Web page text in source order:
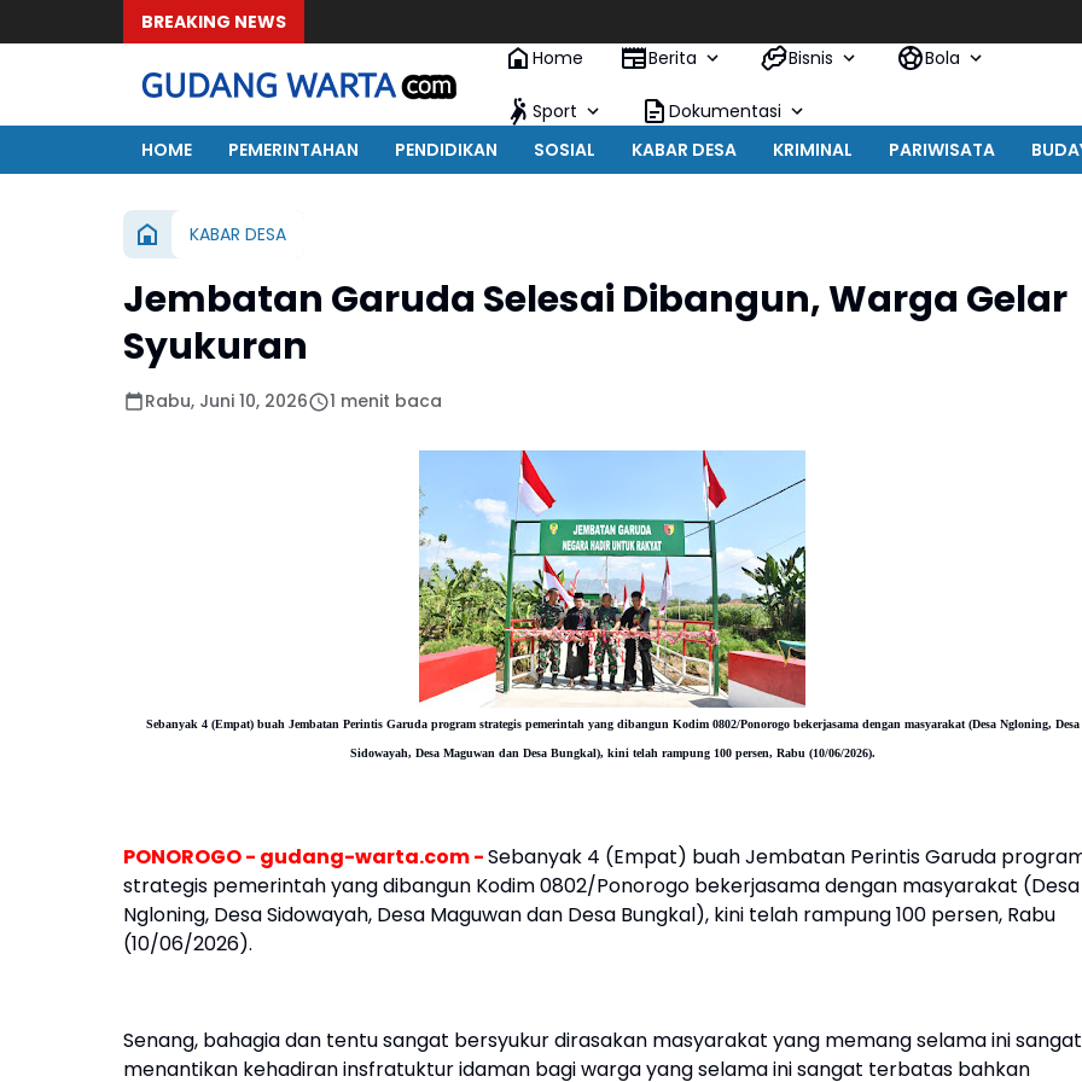
BREAKING NEWS
Home
Berita Bisnis Bola
Sport
Dokumentasi
HOME
PEMERINTAHAN PENDIDIKAN SOSIAL KABAR DESA KRIMINAL PARIWISATA
KABAR DESA
Jembatan Garuda Selesai Dibangun, Warga Gelar
Syukuran
Rabu, Juni 10, 2026 1 menit baca
Sebanyak 4 (Empat) buah Jembatan Perintis Garuda program strategis pemerintah yang dibangun Kodim 0802/Ponorogo bekerjasama dengan masyarakat (Desa Ngloning, Desa
Sidowayah, Desa Maguwan dan Desa Bungkal), kini telah rampung 100 persen, Rabu (10/06/2026).
PONOROGO - gudang-warta.com -Sebanyak 4 (Empat) buah Jembatan Perintis Garuda
strategis pemerintah yang dibangun Kodim 0802/Ponorogo bekerjasama dengan masyarakat (Desa
Ngloning, Desa Sidowayah, Desa Maguwan dan Desa Bungkal), kini telah rampung 100 persen, Rabu
(10/06/2026).
Senang, bahagia dan tentu sangat bersyukur dirasakan masyarakat yang memang selama ini sangat
menantikan kehadiran insfratuktur idaman bagi warga yang selama ini sangat terbatas bahkan